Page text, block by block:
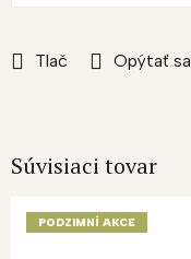
Tlač Opýtať sa
Súvisiaci tovar
PODZIMNÍ AKCE